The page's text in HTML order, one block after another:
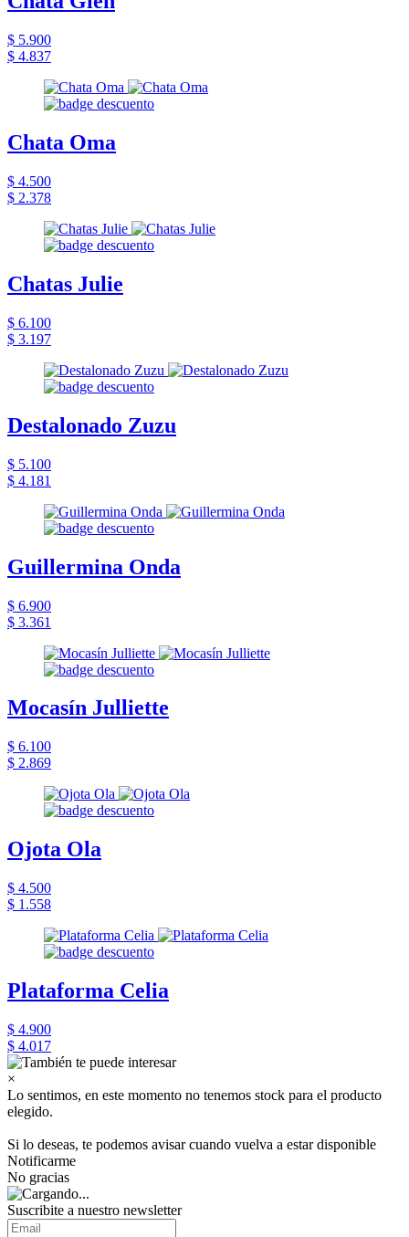
$ 5.900
$ 4.837
Chata Oma
$ 4.500
$ 2.378
Chatas Julie
$ 6.100
$ 3.197
Destalonado Zuzu
$ 5.100
$ 4.181
Guillermina Onda
$ 6.900
$ 3.361
Mocasín Julliette
$ 6.100
$ 2.869
Ojota Ola
$ 4.500
$ 1.558
Plataforma Celia
$ 4.900
$ 4.017
×
Lo sentimos, en este momento no tenemos stock para el producto
elegido.
Si lo deseas, te podemos avisar cuando vuelva a estar disponible
Notificarme
No gracias
Suscribite a nuestro newsletter